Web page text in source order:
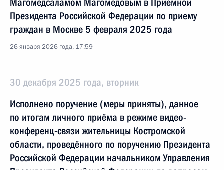
Магомедсаламом Магомедовым в Приёмной
Президента Российской Федерации по приему
граждан в Москве 5 февраля 2025 года
26 января 2026 года, 17:59
30 декабря 2025 года, вторник
Исполнено поручение (меры приняты), данное
по итогам личного приёма в режиме видео-
конференц-связи жительницы Костромской
области, проведённого по поручению Президента
Российской Федерации начальником Управления